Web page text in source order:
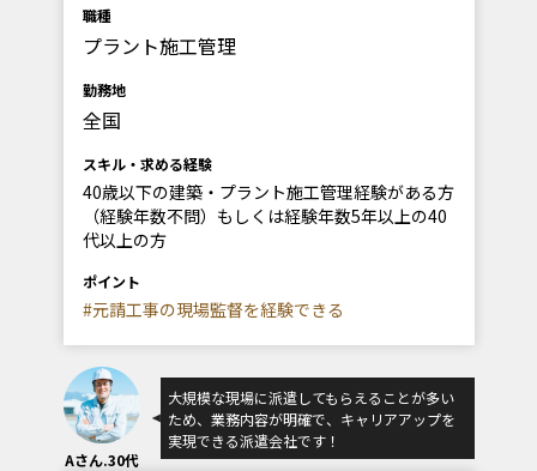
職種
プラント施工管理
勤務地
全国
スキル・求める経験
40歳以下の建築・プラント施工管理経験がある方
（経験年数不問）もしくは経験年数5年以上の40
代以上の方
ポイント
#元請工事の現場監督を経験できる
Aさん.30代
大規模な現場に派遣してもらえることが多い
ため、業務内容が明確で、キャリアアップを
実現できる派遣会社です！